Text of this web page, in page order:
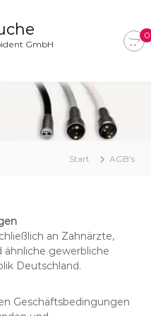
GmbH
0
Start AGB’s
an Zahnärzte,
ähnliche gewerbliche
Deutschland.
Geschäftsbedingungen